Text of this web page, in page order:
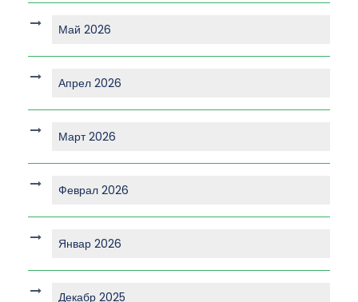
Май 2026
Апрел 2026
Март 2026
Феврал 2026
Январ 2026
Декабр 2025